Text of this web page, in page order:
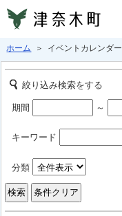
ホーム ＞ イベントカレンダー
絞り込み検索をする
期間 ～
キーワード
分類